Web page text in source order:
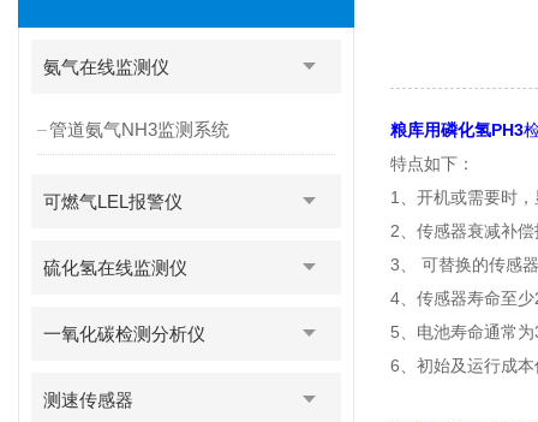
氨气在线监测仪
管道氨气NH3监测系统
可燃气LEL报警仪
硫化氢在线监测仪
一氧化碳检测分析仪
测速传感器
粮库用磷化氢PH3
特点如下：
1、开机或需要时
2、传感器衰减补
3、 可替换的传感
4、传感器寿命至少
5、电池寿命通常
6、初始及运行成本